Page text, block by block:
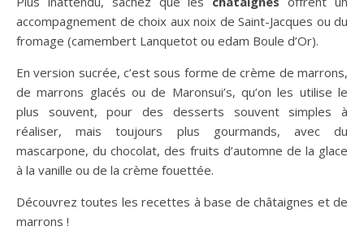
accompagnement de choix aux noix de Saint-Jacques ou du
fromage (camembert Lanquetot ou edam Boule d’Or).
En version sucrée, c’est sous forme de crème de marrons,
de marrons glacés ou de Maronsui’s, qu’on les utilise le
plus souvent, pour des desserts souvent simples à
réaliser, mais toujours plus gourmands, avec du
mascarpone, du chocolat, des fruits d’automne de la glace
à la vanille ou de la crème fouettée.
Découvrez toutes les recettes à base de châtaignes et de
marrons !